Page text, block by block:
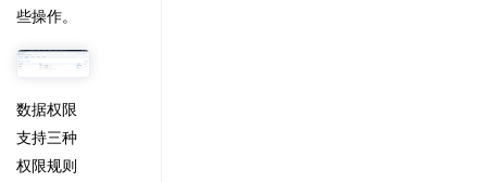
些操作。
数据权限
支持三种
权限规则